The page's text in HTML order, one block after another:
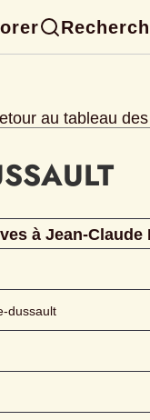
au tableau
à Jean-Claude
dussault